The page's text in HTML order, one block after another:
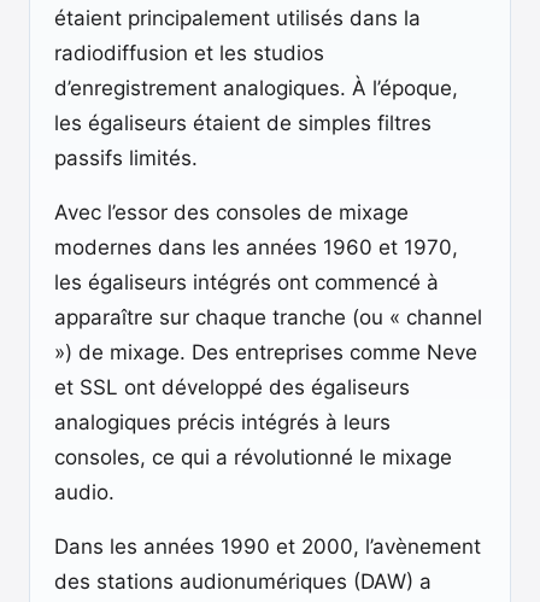
étaient principalement utilisés dans la
radiodiffusion et les studios
d’enregistrement analogiques. À l’époque,
les égaliseurs étaient de simples filtres
passifs limités.
Avec l’essor des consoles de mixage
modernes dans les années 1960 et 1970,
les égaliseurs intégrés ont commencé à
apparaître sur chaque tranche (ou « channel
») de mixage. Des entreprises comme Neve
et SSL ont développé des égaliseurs
analogiques précis intégrés à leurs
consoles, ce qui a révolutionné le mixage
audio.
Dans les années 1990 et 2000, l’avènement
des stations audionumériques (DAW) a